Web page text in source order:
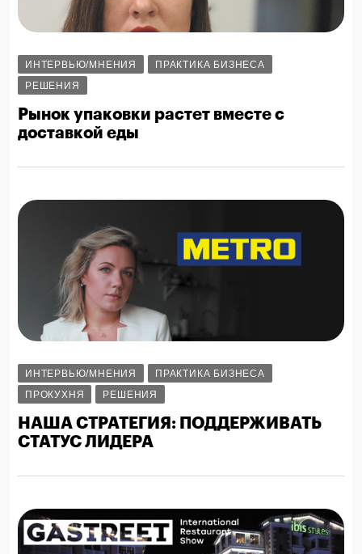
ИНТЕРВЬЮ/МНЕНИЯ
ПРАКТИКА БИЗНЕСА
РЕШЕНИЯ
Рынок упаковки растет вместе с
доставкой еды
ИНТЕРВЬЮ/МНЕНИЯ
ПРАКТИКА БИЗНЕСА
ПРОКУХНЯ
РЕШЕНИЯ
НАША СТРАТЕГИЯ: ПОДДЕРЖИВАТЬ
СТАТУС ЛИДЕРА